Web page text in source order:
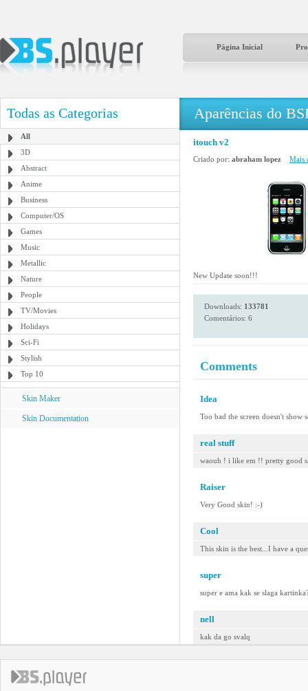
Página Inicial
Todas as Categorias
All
3D
Abstract
Anime
Business
Computer/OS
Games
Music
Metallic
Nature
People
TV/Movies
Holidays
Sci-Fi
Stylish
Top 10
Skin Maker
Skin Documentation
Aparências do
itouch v2
Criado por: abraham lopez Mais
New Update soon!!!
Downloads: 133781
Comentários: 6
Comments
Idea
Too bad the screen doesn't show
real stuff
waouh ! i like em !! pretty good
Raiser
Very Good skin! :-)
Cool
This skin is the best...I have a
super
super e ama kak se slaga
nell
kak da go svalq